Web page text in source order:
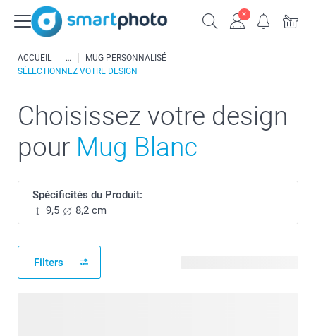
ACCUEIL
MUG PERSONNALISÉ
SÉLECTIONNEZ VOTRE DESIGN
Choisissez votre design
pour Mug Blanc
Spécificités du Produit:
9,5
8,2 cm
Filters